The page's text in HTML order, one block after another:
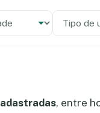
, entre